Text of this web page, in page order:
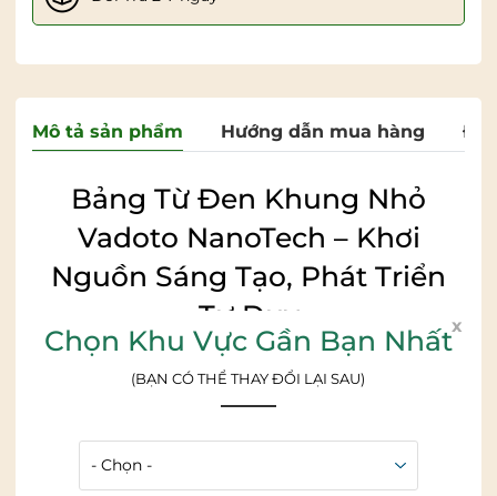
Mô tả sản phẩm Hướng dẫn mua hàng
Bảng Từ Đen Khung Nhỏ
Vadoto NanoTech – Khơi
Nguồn Sáng Tạo, Phát Triển
Tư Duy
Bạn đang tìm kiếm một công cụ hỗ trợ con yêu tập
viết, vẽ tranh hay một chiếc bảng ghi chú hiện đại cho
Bảng từ đen khung nhỏ Vadoto
bề mặt tiên tiến và thiết kế tinh tế, sản phẩm không chỉ
là vật dụng dạy học mà còn là người bạn đồng hành
x
Chọn Khu Vực Gần Bạn Nhất
(BẠN CÓ THỂ THAY ĐỔI LẠI SAU)